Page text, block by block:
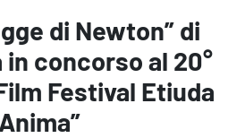
di Newton” di
in concorso al 20°
Festival Etiuda